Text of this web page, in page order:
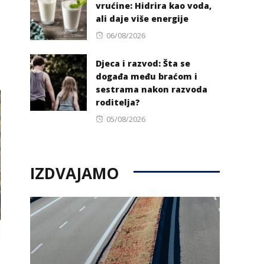
vrućine: Hidrira kao voda,
ali daje više energije
Posted
06/08/2026
Djeca i razvod: Šta se
događa među braćom i
sestrama nakon razvoda
roditelja?
Posted
05/08/2026
IZDVAJAMO